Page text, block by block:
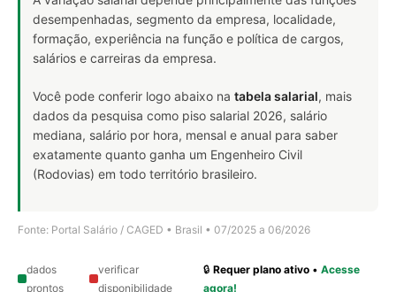
desempenhadas, segmento da empresa, localidade,
formação, experiência na função e política de cargos,
salários e carreiras da empresa.
Você pode conferir logo abaixo na tabela salarial, mais
dados da pesquisa como piso salarial 2026, salário
mediana, salário por hora, mensal e anual para saber
exatamente quanto ganha um Engenheiro Civil
(Rodovias) em todo território brasileiro.
Fonte: Portal Salário / CAGED • Brasil • 07/2025 a 06/2026
dados
prontos
verificar
disponibilidade
🔒Requer plano ativo •Acesse
agora!